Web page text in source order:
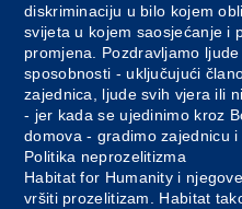
diskriminaciju u bilo kojem
svijeta u kojem saosjećanje i
promjena. Pozdravljamo
sposobnosti - uključujući
zajednica, ljude svih vjera ili
- jer kada se ujedinimo kroz
domova - gradimo zajednicu i
Politika neprozelitizma
Habitat for Humanity i
vršiti prozelitizam. Habitat